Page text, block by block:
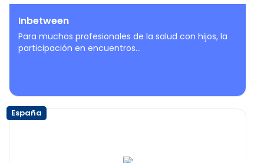
Inbetween
Para muchos profesionales de la salud con hijos, la
participación en encuentros...
España